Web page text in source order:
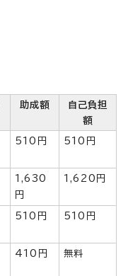
助成額
自己負担
額
510円 510円
1,630
円
1,620円
510円 510円
410円 無料